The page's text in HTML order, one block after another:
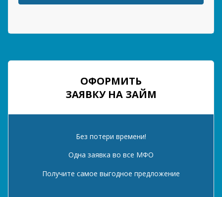
ОФОРМИТЬ
ЗАЯВКУ НА ЗАЙМ
Без потери времени!
Одна заявка во все МФО
Получите самое выгодное предложение